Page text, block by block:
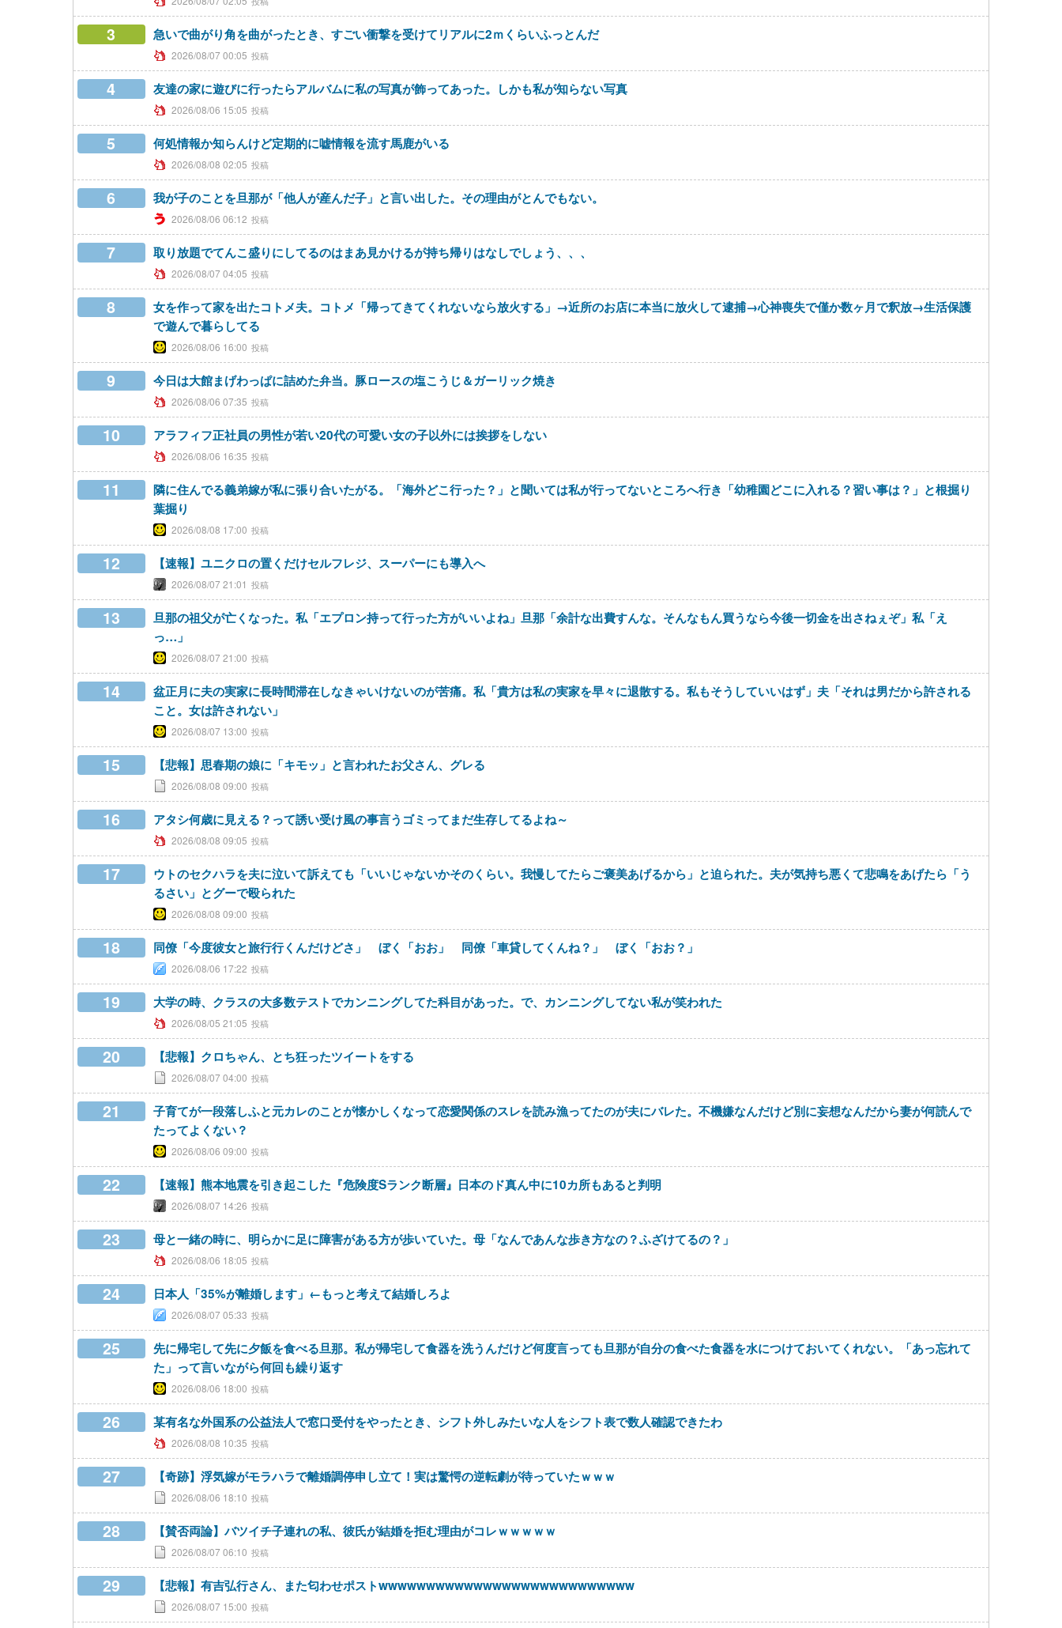
3 急いで曲がり角を曲がったとき、すごい衝撃を受けてリアルに2ｍくらいふっとんだ
2026/08/07 00:05
4 友達の家に遊びに行ったらアルバムに私の写真が飾ってあった。しかも私が知らない写真
2026/08/06 15:05
5 何処情報か知らんけど定期的に嘘情報を流す馬鹿がいる
2026/08/08 02:05
6 我が子のことを旦那が「他人が産んだ子」と言い出した。その理由がとんでもない。
2026/08/06 06:12
7 取り放題でてんこ盛りにしてるのはまあ見かけるが持ち帰りはなしでしょう、、、
2026/08/07 04:05
8
女を作って家を出たコトメ夫。コトメ「帰ってきてくれないなら放火する」→近所のお店に本当に放火して逮捕→心神喪失で僅か数ヶ月で釈放→生活保護
で遊んで暮らしてる
2026/08/06 16:00
9 今日は大館まげわっぱに詰めた弁当。豚ロースの塩こうじ＆ガーリック焼き
2026/08/06 07:35
10 アラフィフ正社員の男性が若い20代の可愛い女の子以外には挨拶をしない
2026/08/06 16:35
11
隣に住んでる義弟嫁が私に張り合いたがる。「海外どこ行った？」と聞いては私が行ってないところへ行き「幼稚園どこに入れる？習い事は？」と根掘り
葉掘り
2026/08/08 17:00
12 【速報】ユニクロの置くだけセルフレジ、スーパーにも導入へ
2026/08/07 21:01
13
旦那の祖父が亡くなった。私「エプロン持って行った方がいいよね」旦那「余計な出費すんな。そんなもん買うなら今後一切金を出さねぇぞ」私「え
っ…」
2026/08/07 21:00
14
盆正月に夫の実家に長時間滞在しなきゃいけないのが苦痛。私「貴方は私の実家を早々に退散する。私もそうしていいはず」夫「それは男だから許される
こと。女は許されない」
2026/08/07 13:00
15 【悲報】思春期の娘に「キモッ」と言われたお父さん、グレる
2026/08/08 09:00
16 アタシ何歳に見える？って誘い受け風の事言うゴミってまだ生存してるよね～
2026/08/08 09:05
17
ウトのセクハラを夫に泣いて訴えても「いいじゃないかそのくらい。我慢してたらご褒美あげるから」と迫られた。夫が気持ち悪くて悲鳴をあげたら「う
るさい」とグーで殴られた
2026/08/08 09:00
18 同僚「今度彼女と旅行行くんだけどさ」 ぼく「おお」 同僚「車貸してくんね？」 ぼく「おお？」
2026/08/06 17:22
19 大学の時、クラスの大多数テストでカンニングしてた科目があった。で、カンニングしてない私が笑われた
2026/08/05 21:05
20 【悲報】クロちゃん、とち狂ったツイートをする
2026/08/07 04:00
21
子育てが一段落しふと元カレのことが懐かしくなって恋愛関係のスレを読み漁ってたのが夫にバレた。不機嫌なんだけど別に妄想なんだから妻が何読んで
たってよくない？
2026/08/06 09:00
22 【速報】熊本地震を引き起こした『危険度Sランク断層』日本のド真ん中に10カ所もあると判明
2026/08/07 14:26
23 母と一緒の時に、明らかに足に障害がある方が歩いていた。母「なんであんな歩き方なの？ふざけてるの？」
2026/08/06 18:05
24 日本人「35%が離婚します」←もっと考えて結婚しろよ
2026/08/07 05:33
25
先に帰宅して先に夕飯を食べる旦那。私が帰宅して食器を洗うんだけど何度言っても旦那が自分の食べた食器を水につけておいてくれない。「あっ忘れて
た」って言いながら何回も繰り返す
2026/08/06 18:00
26 某有名な外国系の公益法人で窓口受付をやったとき、シフト外しみたいな人をシフト表で数人確認できたわ
2026/08/08 10:35
27 【奇跡】浮気嫁がモラハラで離婚調停申し立て！実は驚愕の逆転劇が待っていたｗｗｗ
2026/08/06 18:10
28 【賛否両論】バツイチ子連れの私、彼氏が結婚を拒む理由がコレｗｗｗｗｗ
2026/08/07 06:10
29 【悲報】有吉弘行さん、また匂わせポストwwwwwwwwwwwwwwwwwwwwwwwwwww
2026/08/07 15:00